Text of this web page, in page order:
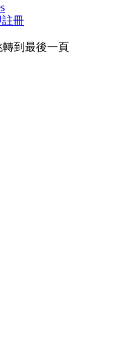
註冊
轉到最後一頁